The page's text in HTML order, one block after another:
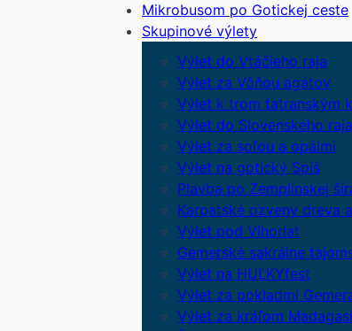
Mikrobusom po Gotickej ceste
Skupinové výlety
Výlet do Vtáčieho raja
Výlet za Vôňou agátov
Výlet k trom tatranským
Výlet do Slovenského raja
Výlet za soľou a opálmi
Výlet na gotický Spiš
Plavba po Zemplínskej
Karpatské ozveny dreva
Výlet pod Vihorlat
Gemerské sakrálne
Výlet na HUĽKYfest
Výlet za pokladmi
Výlet za kráľom